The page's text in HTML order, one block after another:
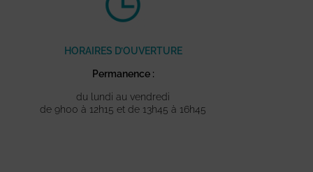
HORAIRES D’OUVERTURE
Permanence :
du lundi au vendredi
de 9h00 à 12h15 et de 13h45 à 16h45